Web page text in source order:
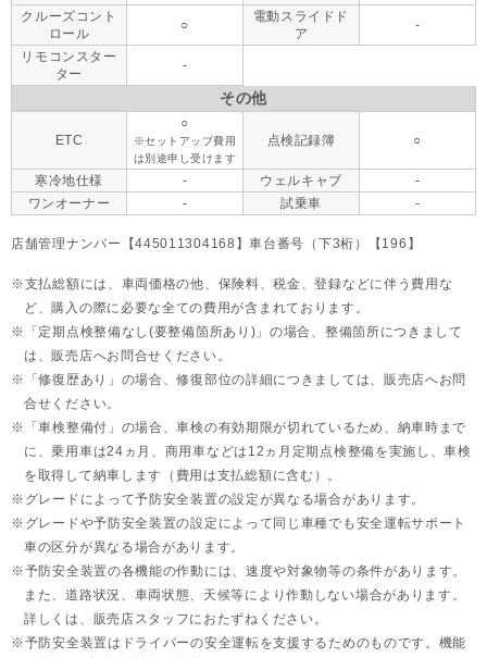
クルーズコント
ロール
○
電動スライドド
ア
-
リモコンスター
ター
-
その他
ETC
○
※セットアップ費用
は別途申し受けます
点検記録簿 ○
寒冷地仕様 - ウェルキャブ
-
ワンオーナー
- 試乗車 -
店舗管理ナンバー【445011304168】車台番号（下3桁）【196】
支払総額には、車両価格の他、保険料、税金、登録などに伴う費用な
ど、購入の際に必要な全ての費用が含まれております。
「定期点検整備なし(要整備箇所あり)」の場合、整備箇所につきまして
は、販売店へお問合せください。
「修復歴あり」の場合、修復部位の詳細につきましては、販売店へお問
合せください。
「車検整備付」の場合、車検の有効期限が切れているため、納車時まで
に、乗用車は24ヵ月、 商用車などは12ヵ月定期点検整備を実施し、車検
を取得して納車します（費用は支払総額に含む）。
グレードによって予防安全装置の設定が異なる場合があります。
グレードや予防安全装置の設定によって同じ車種でも安全運転サポート
車の区分が異なる場合があります。
予防安全装置の各機能の作動には、速度や対象物等の条件があります。
また、道路状況、車両状態、天候等により作動しない場合があります。
詳しくは、販売店スタッフにおたずねください。
予防安全装置はドライバーの安全運転を支援するためのものです。機能